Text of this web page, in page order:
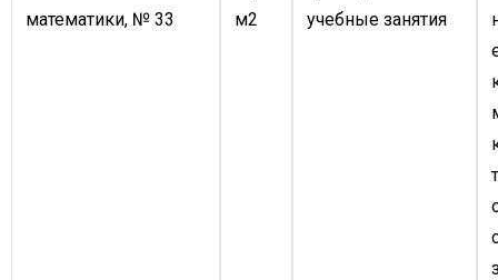
математики, № 33
м2
учебные занятия